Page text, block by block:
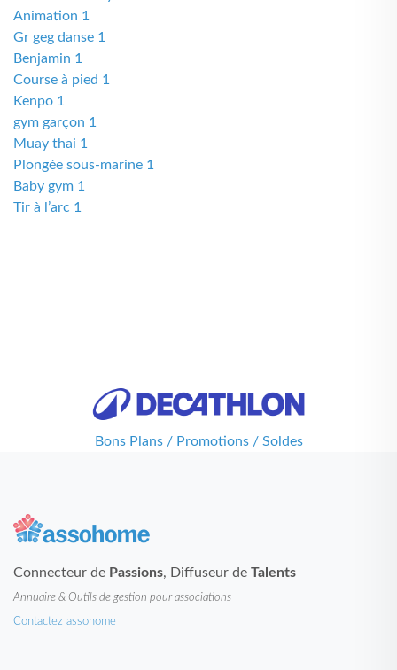
Animation 1
Gr geg danse 1
Benjamin 1
Course à pied 1
Kenpo 1
gym garçon 1
Muay thai 1
Plongée sous-marine 1
Baby gym 1
Tir à l’arc 1
Bons Plans / Promotions / Soldes
Connecteur de Passions, Diffuseur de Talents
Annuaire & Outils de gestion pour associations
Contactez assohome